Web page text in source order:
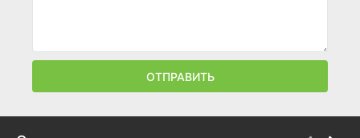
ОТПРАВИТЬ